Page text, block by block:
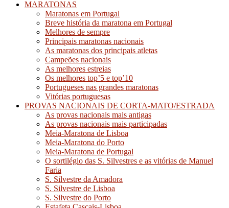
MARATONAS
Maratonas em Portugal
Breve história da maratona em Portugal
Melhores de sempre
Principais maratonas nacionais
As maratonas dos principais atletas
Campeões nacionais
As melhores estreias
Os melhores top’5 e top’10
Portugueses nas grandes maratonas
Vitórias portuguesas
PROVAS NACIONAIS DE CORTA-MATO/ESTRADA
As provas nacionais mais antigas
As provas nacionais mais participadas
Meia-Maratona de Lisboa
Meia-Maratona do Porto
Meia-Maratona de Portugal
O sortilégio das S. Silvestres e as vitórias de Manuel
Faria
S. Silvestre da Amadora
S. Silvestre de Lisboa
S. Silvestre do Porto